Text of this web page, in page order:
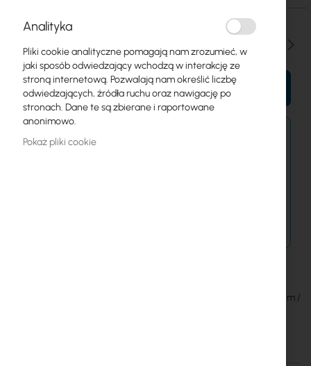
DO KOSZYKA
najbliższy dzień roboczy.
FTP Cable, 24 AWG, 100% Cu, Aluminium shielding layer, BOX 305m /
Analityka
Pliki cookie analityczne pomagają nam zrozumieć, w
jaki sposób odwiedzający wchodzą w interakcję ze
stroną internetową. Pozwalają nam określić liczbę
odwiedzających, źródła ruchu oraz nawigację po
stronach. Dane te są zbierane i raportowane
anonimowo.
Pokaż pliki cookie